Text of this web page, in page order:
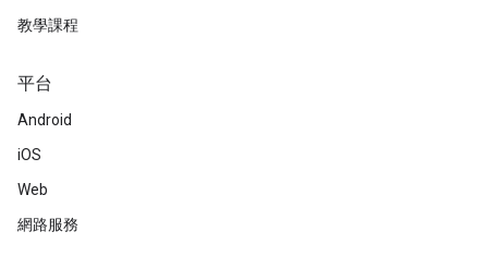
教學課程
平台
Android
iOS
Web
網路服務